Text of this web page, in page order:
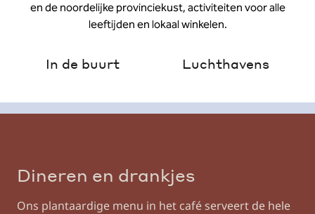
en de noordelijke provinciekust, activiteiten voor alle
leeftijden en lokaal winkelen.
In de buurt Luchthavens
Dineren en drankjes
Ons plantaardige menu in het café serveert de hele